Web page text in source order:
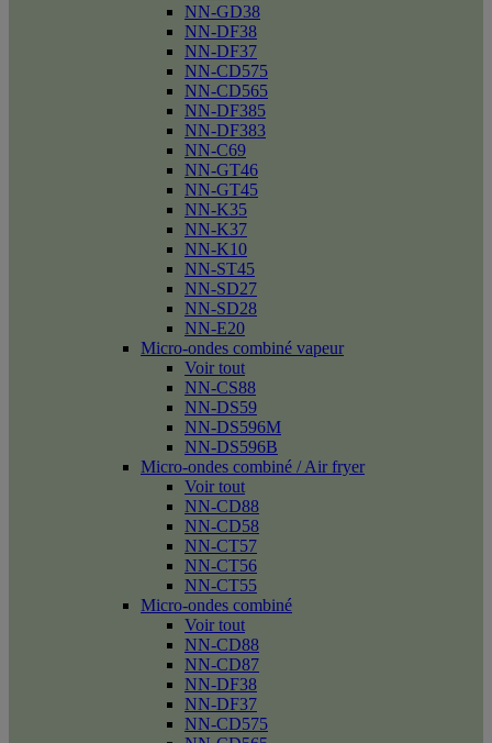
NN-GD38
NN-DF38
NN-DF37
NN-CD575
NN-CD565
NN-DF385
NN-DF383
NN-C69
NN-GT46
NN-GT45
NN-K35
NN-K37
NN-K10
NN-ST45
NN-SD27
NN-SD28
NN-E20
Micro-ondes combiné vapeur
Voir tout
NN-CS88
NN-DS59
NN-DS596M
NN-DS596B
Micro-ondes combiné / Air fryer
Voir tout
NN-CD88
NN-CD58
NN-CT57
NN-CT56
NN-CT55
Micro-ondes combiné
Voir tout
NN-CD88
NN-CD87
NN-DF38
NN-DF37
NN-CD575